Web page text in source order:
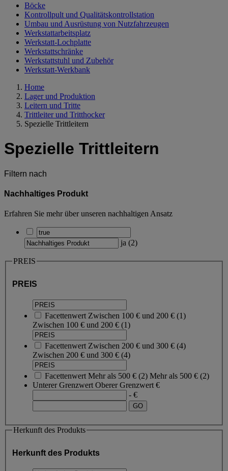
Böcke
Kontrollpult und Qualitätskontrollstation
Umbau und Ausrüstung von Nutzfahrzeugen
Werkstattarbeitsplatz
Werkstatt-Lochplatte
Werkstattschränke
Werkstattstuhl und Zubehör
Werkstatt-Werkbank
Home
Lager und Produktion
Leitern und Tritte
Trittleiter und Tritthocker
Spezielle Trittleitern
Spezielle Trittleitern
Filtern nach
Nachhaltiges Produkt
Erfahren Sie mehr über unseren nachhaltigen Ansatz
ja (2)
PREIS
PREIS
Facettenwert Zwischen 100 € und 200 € (1)
Zwischen 100 € und 200 € (1)
Facettenwert Zwischen 200 € und 300 € (4)
Zwischen 200 € und 300 € (4)
Facettenwert Mehr als 500 € (2) Mehr als 500 € (2)
Unterer Grenzwert Oberer Grenzwert €
- €
Herkunft des Produkts
Herkunft des Produkts